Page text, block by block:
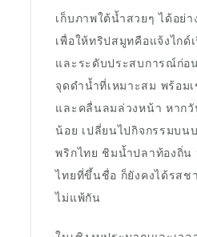
เก็บภาพใต้น้ำสวยๆ ได้อย่
เพื่อให้ทริปสมูทคือแจ้งไกด์
และระดับประสบการณ์ก่อ
จุดดำน้ำที่เหมาะสม พร้อม
และคลื่นลมล่วงหน้า หากวั
น้อย เปลี่ยนไปกิจกรรมบน
พริกไทย ชิมน้ำปลาท้องถิ่
ไทยที่ขึ้นชื่อ ก็ยังคงได้รสช
ไม่แพ้กัน